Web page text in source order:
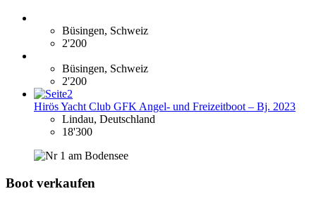
Büsingen, Schweiz
2'200
Büsingen, Schweiz
2'200
Hirös Yacht Club GFK Angel- und Freizeitboot – Bj. 2023
Lindau, Deutschland
18'300
Boot verkaufen